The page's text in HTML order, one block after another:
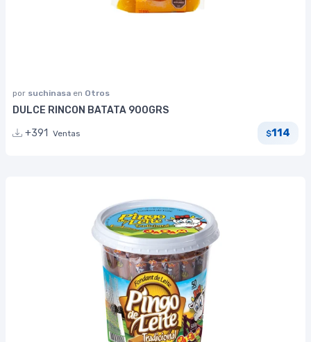
por suchinasa en Otros
DULCE RINCON BATATA 900GRS
+391
Ventas $114